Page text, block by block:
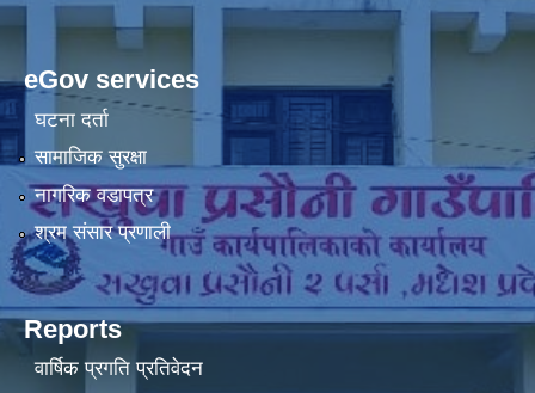
eGov services
घटना दर्ता
सामाजिक सुरक्षा
नागरिक वडापत्र
श्रम संसार प्रणाली
Reports
वार्षिक प्रगति प्रतिवेदन